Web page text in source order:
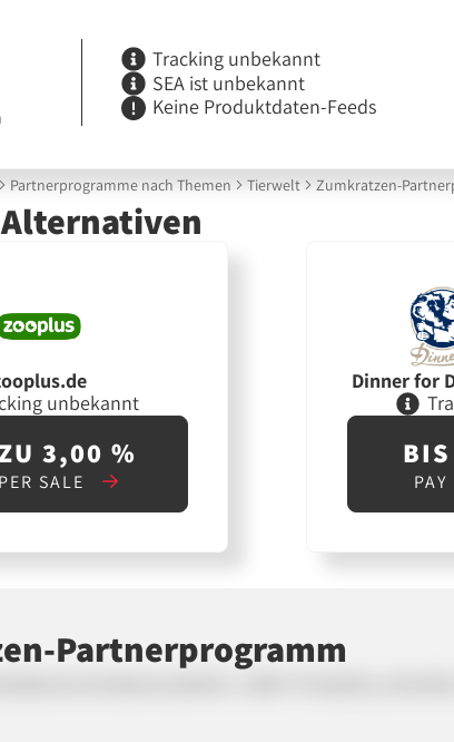
Tracking unbekannt
SEA ist unbekannt
Keine Produktdaten-Feeds
Partnerprogramme nach Themen Tierwelt Zumkratzen-
unbekannt
3,00 %
SALE
Dinner for
PAY
Partnerprogramm